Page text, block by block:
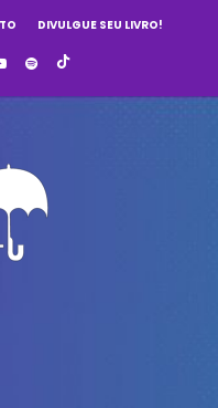
DIVULGUE SEU LIVRO!